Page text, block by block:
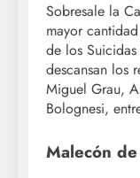
Sobresale la
mayor
de los
descansan los
Miguel Grau,
Bolognesi,
Malecón